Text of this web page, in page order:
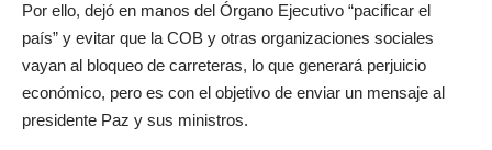
Por ello, dejó en manos del Órgano Ejecutivo “pacificar el
país” y evitar que la COB y otras organizaciones sociales
vayan al bloqueo de carreteras, lo que generará perjuicio
económico, pero es con el objetivo de enviar un mensaje al
presidente Paz y sus ministros.